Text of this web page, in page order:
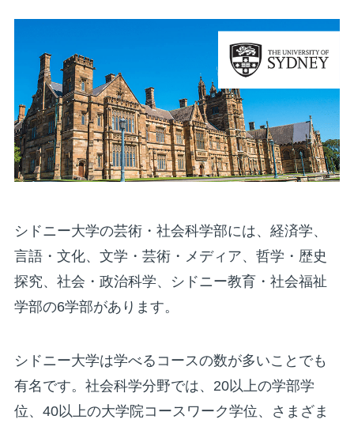
シドニー大学の芸術・社会科学部には、経済学、
言語・文化、文学・芸術・メディア、哲学・歴史
探究、社会・政治科学、シドニー教育・社会福祉
学部の6学部があります。
シドニー大学は学べるコースの数が多いことでも
有名です。社会科学分野では、20以上の学部学
位、40以上の大学院コースワーク学位、さまざま